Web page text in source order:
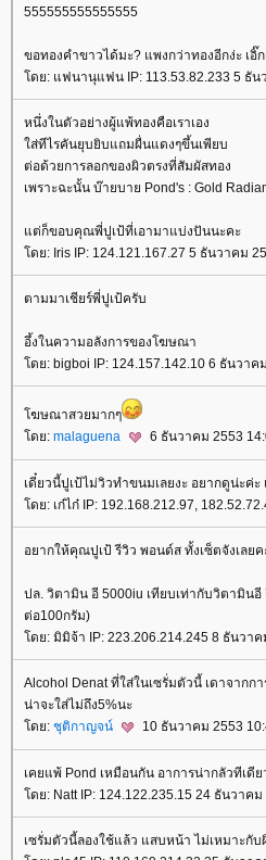
555555555555555
ขอทองคำขาวได้มะ? แพงกว่าทองอีกง่ะ เอิ๊ก
ดย: แฟนานุแฟน IP: 113.53.82.233 5 ธัน
หนึ่งในตัวอย่างผู้แพ้ทองคือเราเอง
ส่ทีไรคันยุบยิบแถมผื่นแดงๆขึ้นเพียบ
ต่อด้วยการลอกของผิวตรงที่สัมผัสทอง
เพราะฉะนั้น บ๊ายบาย Pond's : Gold
ต่ก็ขอบคุณพี่ปูเป้ที่เอามาแบ่งปันนะคะ
ดย: Iris IP: 124.121.167.27 5 ธันวาคม
ตามมาเชียร์พี่ปูเป้ครับ
อึ้งในความอลังการของโฆษณา
ดย: bigboi IP: 124.157.142.10 6 ธันวาค
ฆษณาสวยมากๆ
ดย: malaguena 6 ธันวาคม 2553
เดี๋ยวนี้ปูเป้ไม่วิวทำขนมเลยงะ อยากดูน่ะค่ะ
ดย: เก๋ไก๋ IP: 192.168.212.97,
อยากให้คุณปูเป้ รีวิว พอนด์ส ทั้งเซ็ตจังเลย
ปล. วิตามิน อี 5000iu เทียบเท่ากับวิตามินอี
ต่อ100กรัม)
ดย: มิมิจ้า IP: 223.206.214.245 8 ธันวาค
Alcohol Denat ที่ใส่ในเซรั่มตัวนี้ เดาจากกา
น่าจะใส่ไม่ถึง5%นะ
ดย: ชุติกาญจน์ 10 ธันวาคม 2553
เคยแพ้ Pond เหมือนกัน อาการน่ากลัวทีเดีย
ดย: Natt IP: 124.122.235.15 24 ธันวาคม
เซรั่มตัวนี้ลองใช้แล้ว แสบหน้า ไม่เหมาะกั